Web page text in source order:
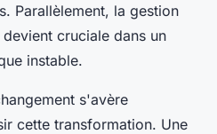
Parallèlement, la gestion
cruciale dans un
instable.
s'avère
cette transformation. Une